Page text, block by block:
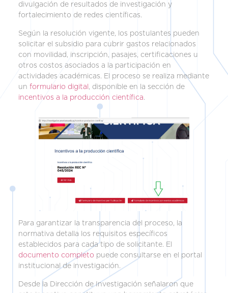
divulgación de resultados de investigación y
fortalecimiento de redes científicas.
Según la resolución vigente, los postulantes pueden
solicitar el subsidio para cubrir gastos relacionados
con movilidad, inscripción, pasajes, certificaciones u
otros costos asociados a la participación en
actividades académicas. El proceso se realiza mediante
un formulario digital
, disponible en la sección de
incentivos a la producción científica
Para garantizar la transparencia del proceso, la
normativa detalla los requisitos específicos
establecidos para cada tipo de solicitante. El
documento completo puede consultarse en el portal
institucional de investigación.
Desde la Dirección de Investigación señalaron que